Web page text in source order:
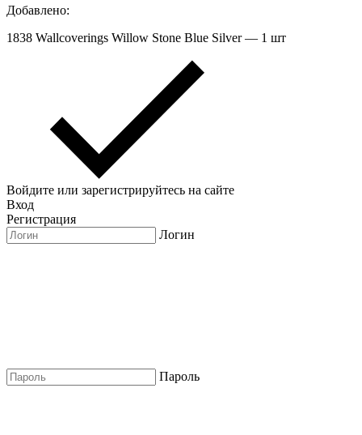
Добавлено:
1838 Wallcoverings Willow Stone Blue Silver — 1 шт
Войдите или зарегистрируйтесь на сайте
Вход
Регистрация
Логин
Пароль